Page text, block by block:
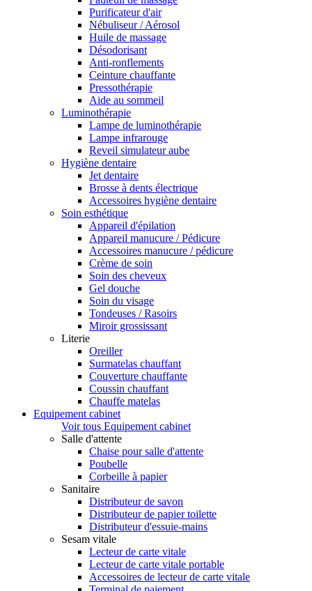
Purificateur d'air
Nébuliseur / Aérosol
Huile de massage
Désodorisant
Anti-ronflements
Ceinture chauffante
Pressothérapie
Aide au sommeil
Luminothérapie
Lampe de luminothérapie
Lampe infrarouge
Reveil simulateur aube
Hygiène dentaire
Jet dentaire
Brosse à dents électrique
Accessoires hygiène dentaire
Soin esthétique
Appareil d'épilation
Appareil manucure / Pédicure
Accessoires manucure / pédicure
Crème de soin
Soin des cheveux
Gel douche
Soin du visage
Tondeuses / Rasoirs
Miroir grossissant
Literie
Oreiller
Surmatelas chauffant
Couverture chauffante
Coussin chauffant
Chauffe matelas
Equipement cabinet
Voir tous Equipement cabinet
Salle d'attente
Chaise pour salle d'attente
Poubelle
Corbeille à papier
Sanitaire
Distributeur de savon
Distributeur de papier toilette
Distributeur d'essuie-mains
Sesam vitale
Lecteur de carte vitale
Lecteur de carte vitale portable
Accessoires de lecteur de carte vitale